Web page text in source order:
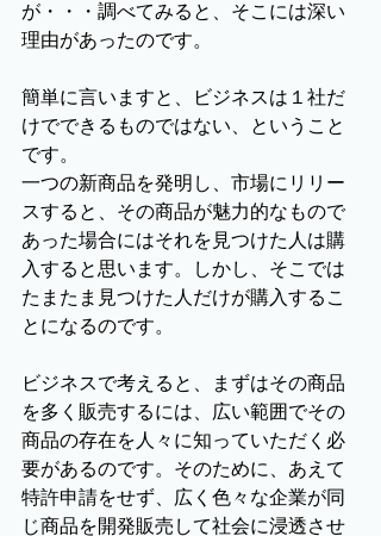
が・・・調べてみると、そこには深い
理由があったのです。
簡単に言いますと、ビジネスは１社だ
けでできるものではない、ということ
です。
一つの新商品を発明し、市場にリリー
スすると、その商品が魅力的なもので
あった場合にはそれを見つけた人は購
入すると思います。しかし、そこでは
たまたま見つけた人だけが購入するこ
とになるのです。
ビジネスで考えると、まずはその商品
を多く販売するには、広い範囲でその
商品の存在を人々に知っていただく必
要があるのです。そのために、あえて
特許申請をせず、広く色々な企業が同
じ商品を開発販売して社会に浸透させ